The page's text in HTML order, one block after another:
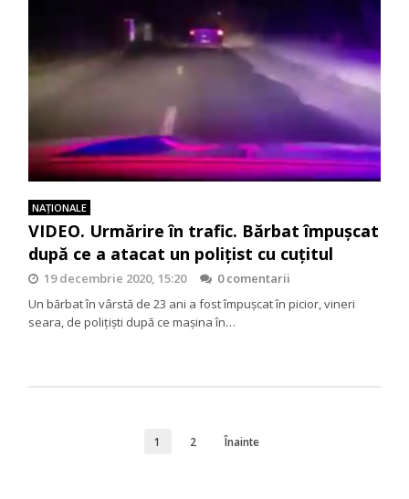
NAŢIONALE
VIDEO. Urmărire în trafic. Bărbat împușcat
după ce a atacat un polițist cu cuțitul
19 decembrie 2020, 15:20
0 comentarii
Un bărbat în vârstă de 23 ani a fost împuşcat în picior, vineri
seara, de poliţişti după ce maşina în…
1 2 Înainte